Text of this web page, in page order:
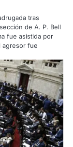
tras
de A. P. Bell
fue asistida por
agresor fue